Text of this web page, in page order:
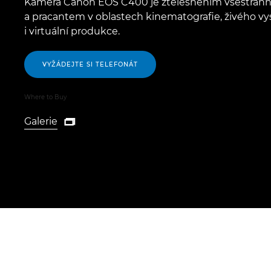
Kamera Canon EOS C400 je ztělesněním
a pracantem v oblastech kinematografie, živého
i virtuální produkce.
VYŽÁDEJTE SI TELEFONÁT
Where to Buy
Galerie
Galerie
